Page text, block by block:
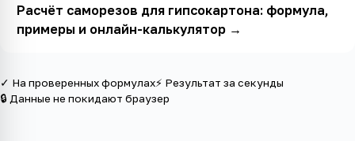
Расчёт саморезов для гипсокартона: формула,
примеры и онлайн-калькулятор→
✓ На проверенных формулах⚡ Результат за секунды
🔒 Данные не покидают браузер